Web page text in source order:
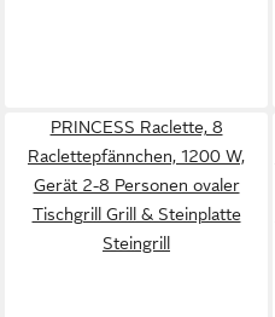
PRINCESS Raclette, 8
Raclettepfännchen, 1200 W,
Gerät 2-8 Personen ovaler
Tischgrill Grill & Steinplatte
Steingrill